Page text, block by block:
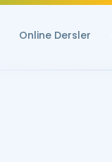
Online Dersler